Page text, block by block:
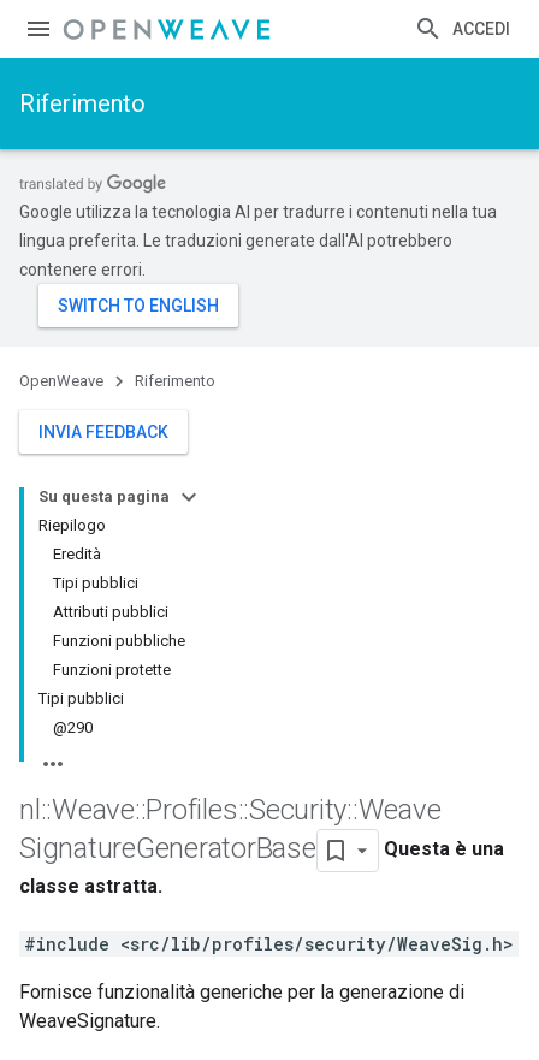
ACCEDI
Riferimento
Google utilizza la tecnologia AI per tradurre i contenuti nella tua
lingua preferita. Le traduzioni generate dall'AI potrebbero
contenere errori.
OpenWeave Riferimento
INVIA FEEDBACK
Su questa pagina
Riepilogo
Eredità
Tipi pubblici
Attributi pubblici
Funzioni pubbliche
Funzioni protette
Tipi pubblici
@290
nl ::Weave::Profiles::Security::Weave
SignatureGeneratorBase
Questa è una
classe astratta.
#include <src/lib/profiles/security/WeaveSig.h>
Fornisce funzionalità generiche per la generazione di
WeaveSignature.